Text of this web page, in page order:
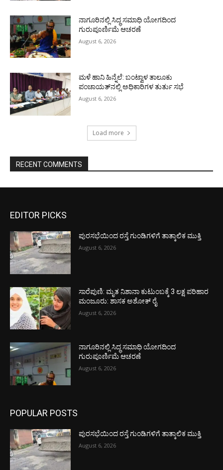
ನಾಗೂರಿನಲ್ಲಿ ಸಿದ್ಧ ಸಮಾಧಿ ಯೋಗದಿಂದ
ಗುರುಪೂರ್ಣಿಮೆ ಆಚರಣೆ
August 6, 2026
ಮಳೆ ಹಾನಿ ಹಿನ್ನೆಲೆ: ಬಂಟ್ವಾಳ ತಾಲೂಕು
ಪಂಚಾಯತ್‌ನಲ್ಲಿ ಅಧಿಕಾರಿಗಳ ತುರ್ತು ಸಭೆ
August 6, 2026
Load more
RECENT COMMENTS
EDITOR PICKS
ಪುರಸಭೆಯಿಂದ ರಸ್ತೆ ಗುಂಡಿಗಳಿಗೆ ತಾತ್ಕಾಲಿಕ ಮುಕ್ತಿ
August 6, 2026
ಸಾರೆಪುಣಿ: ಮೃತ ನಿಶಾನಾ ಕುಟುಂಬಕ್ಕೆ 3 ಲಕ್ಷ ಪರಿಹಾರ
ಮಂಜೂರು: ಶಾಸಕ ಅಶೋಕ್ ರೈ
August 6, 2026
ನಾಗೂರಿನಲ್ಲಿ ಸಿದ್ಧ ಸಮಾಧಿ ಯೋಗದಿಂದ
ಗುರುಪೂರ್ಣಿಮೆ ಆಚರಣೆ
August 6, 2026
POPULAR POSTS
ಪುರಸಭೆಯಿಂದ ರಸ್ತೆ ಗುಂಡಿಗಳಿಗೆ ತಾತ್ಕಾಲಿಕ ಮುಕ್ತಿ
August 6, 2026